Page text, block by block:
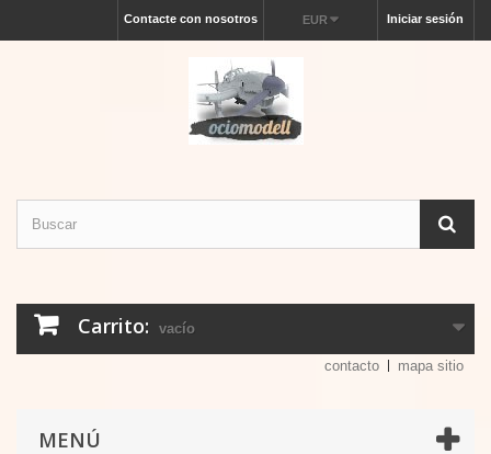
Iniciar sesión
EUR
Contacte con nosotros
Carrito: vacío
contacto mapa sitio
MENÚ